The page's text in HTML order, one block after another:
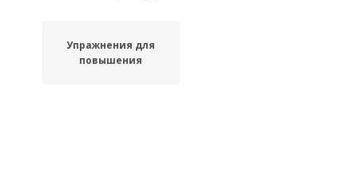
Упражнения для
повышения